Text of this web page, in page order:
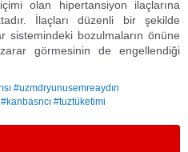
olan hipertansiyon ilaçlarına
İlaçları düzenli bir şekilde
sistemindeki bozulmaların önüne
görmesinin de engellendiği
#uzmdryunusemreaydın
#tuztüketimi